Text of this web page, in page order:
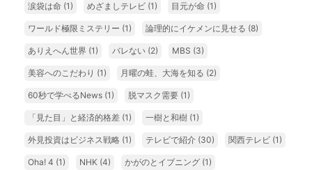
涙袋は命 (1) めざましテレビ (1) 目元が命 (1)
ワールド極限ミステリー (1) 論理的にイケメンに見せる (8)
ありえへん世界 (1) バレない (2) MBS (3)
美容へのこだわり (1) 月曜の蛙、大海を知る (2)
60秒で学べるNews (1) 脱マスク需要 (1)
「見た目」と経済的格差 (1) 一樹と和樹 (1)
外見投資はビジネス戦略 (1) テレビで紹介 (30) 関西テレビ (1)
Oha! 4 (1) NHK (4) かがのとイブニング (1)